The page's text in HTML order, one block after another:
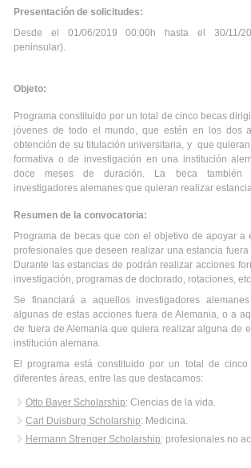
Presentación de solicitudes:
Desde el 01/06/2019 00:00h hasta el 30/11/
peninsular).
Objeto:
Programa constituido por un total de cinco becas
jóvenes de todo el mundo, que estén en los dos
obtención de su titulación universitaria, y que
formativa o de investigación en una institución
doce meses de duración. La beca también
investigadores alemanes que quieran realizar
Resumen de la convocatoria:
Programa de becas que con el objetivo de apoyar a
profesionales que deseen realizar una estancia
Durante las estancias de podrán realizar acciones
investigación, programas de doctorado, rotaciones,
Se financiará a aquellos investigadores
algunas de estas acciones fuera de Alemania, o a
de fuera de Alemania que quiera realizar alguna de
institución alemana.
El programa está constituido por un total de
diferentes áreas, entre las que destacamos:
Otto Bayer Scholarship: Ciencias de la vida.
Carl Duisburg Scholarship: Medicina.
Hermann Strenger Scholarship: profesionales no